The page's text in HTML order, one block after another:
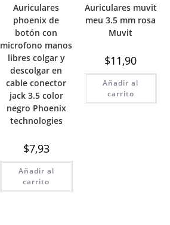
Auriculares
phoenix de
botón con
microfono manos
libres colgar y
descolgar en
cable conector
jack 3.5 color
negro Phoenix
technologies
$7,93
Añadir al
carrito
Auriculares muvit
meu 3.5 mm rosa
Muvit
$11,90
Añadir al
carrito